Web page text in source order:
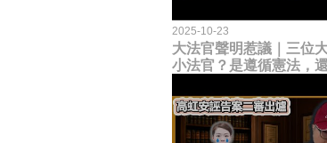
2025-10-23
大法官聲明惹議｜三位
小法官？是遵循憲法，